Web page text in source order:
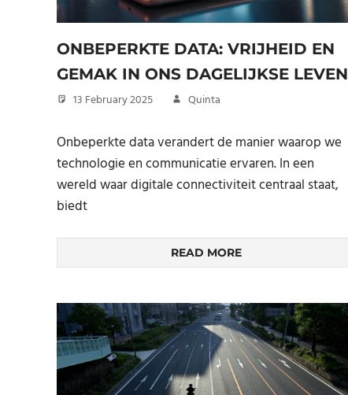
ONBEPERKTE DATA: VRIJHEID EN
GEMAK IN ONS DAGELIJKSE LEVEN
13 February 2025 Quinta
Onbeperkte data verandert de manier waarop we
technologie en communicatie ervaren. In een
wereld waar digitale connectiviteit centraal staat,
biedt
READ MORE